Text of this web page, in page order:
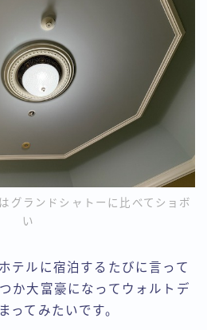
グランドシャトーに比べてショボ
い
テルに宿泊するたびに言って
か大富豪になってウォルトデ
ってみたいです。